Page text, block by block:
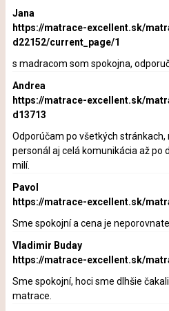
Jana
https://matrace-excellent.sk/
d22152/current_page/1
s madracom som spokojna,
Andrea
https://matrace-excellent.sk/
d13713
Odporúčam po všetkých
personál aj celá komunikácia až po
milí.
Pavol
https://matrace-excellent.sk/
Sme spokojní a cena je
Vladimir Buday
https://matrace-excellent.sk/
Sme spokojní, hoci sme dlhšie
matrace.